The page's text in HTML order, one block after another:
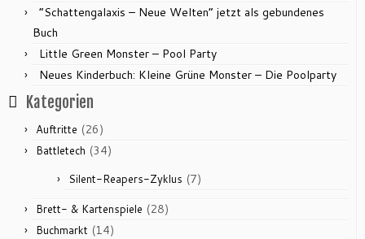
“Schattengalaxis – Neue Welten” jetzt als gebundenes
Buch
Little Green Monster – Pool Party
Neues Kinderbuch: Kleine Grüne Monster – Die Poolparty
Kategorien
Auftritte (26)
Battletech (34)
Silent-Reapers-Zyklus (7)
Brett- & Kartenspiele (28)
Buchmarkt (14)